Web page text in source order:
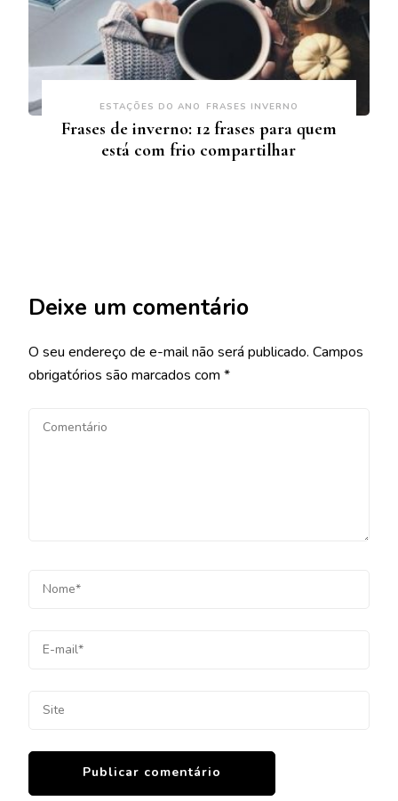
ESTAÇÕES DO ANO FRASES INVERNO
Frases de inverno: 12 frases para quem
está com frio compartilhar
Deixe um comentário
O seu endereço de e-mail não será publicado. Campos
obrigatórios são marcados com *